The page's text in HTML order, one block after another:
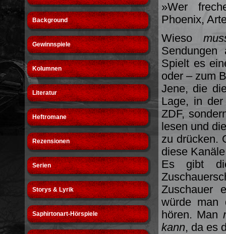
Background
Gewinnspiele
Kolumnen
Literatur
Heftromane
Rezensionen
Serien
Storys & Lyrik
Saphirtonart-Hörspiele
»Wer
Phoenix,
Wieso
Spielt es
oder – zum
Jene, die
Lage, in
ZDF,
lesen und
zu drücken.
diese
Es gibt
Zuschauer
würde man
hören. Man
kann, da es